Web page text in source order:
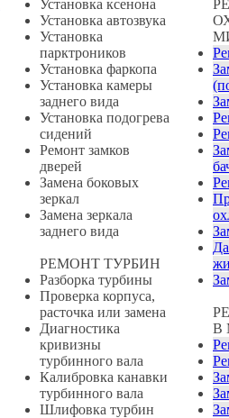
Установка ксенона
Установка автозвука
Установка
парктроников
Установка фаркопа
Установка камеры
заднего вида
Установка подогрева
сидений
Ремонт замков
дверей
Замена боковых
зеркал
Замена зеркала
заднего вида
РЕМОНТ ТУРБИН
Разборка турбины
Проверка корпуса,
расточка или замена
Диагностика
кривизны
турбинного вала
Калибровка канавки
турбинного вала
Шлифовка турбин
В